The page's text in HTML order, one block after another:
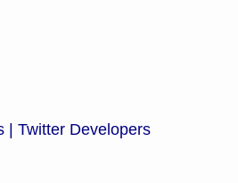
| Twitter Developers